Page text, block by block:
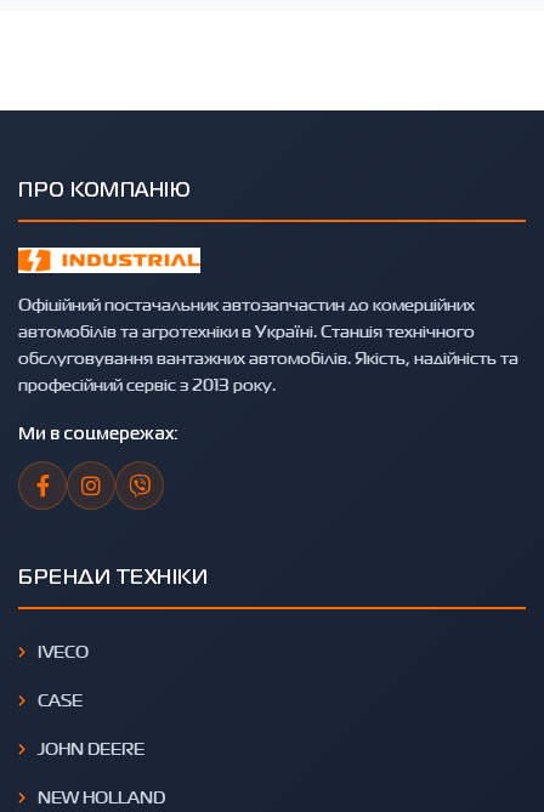
ПРО КОМПАНІЮ
Офіційний постачальник автозапчастин до комерційних
автомобілів та агротехніки в Україні. Станція технічного
обслуговування вантажних автомобілів. Якість, надійність та
професійний сервіс з 2013 року.
Ми в соцмережах:
БРЕНДИ ТЕХНІКИ
IVECO
CASE
JOHN DEERE
NEW HOLLAND